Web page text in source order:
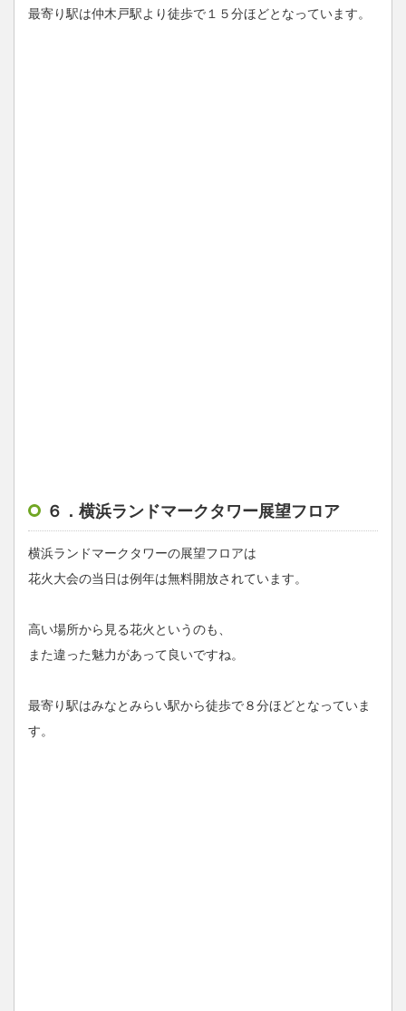
最寄り駅は仲木戸駅より徒歩で１５分ほどとなっています。
６．横浜ランドマークタワー展望フロア
横浜ランドマークタワーの展望フロアは
花火大会の当日は例年は無料開放されています。
高い場所から見る花火というのも、
また違った魅力があって良いですね。
最寄り駅はみなとみらい駅から徒歩で８分ほどとなっていま
す。